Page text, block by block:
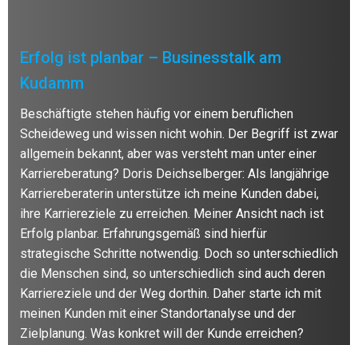
Erfolg ist planbar – Businesstalk am
Kudamm
Beschäftigte stehen häufig vor einem beruflichen
Scheideweg und wissen nicht wohin. Der Begriff ist zwar
allgemein bekannt, aber was versteht man unter einer
Karriereberatung? Doris Deichselberger: Als langjährige
Karriereberaterin unterstütze ich meine Kunden dabei,
ihre Karriereziele zu erreichen. Meiner Ansicht nach ist
Erfolg planbar. Erfahrungsgemäß sind hierfür
strategische Schritte notwendig. Doch so unterschiedlich
die Menschen sind, so unterschiedlich sind auch deren
Karriereziele und der Weg dorthin. Daher starte ich mit
meinen Kunden mit einer Standortanalyse und der
Zielplanung. Was konkret will der Kunde erreichen?